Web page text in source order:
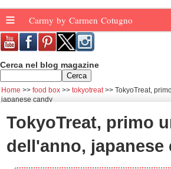
≡ Carmy by Carmen Cotugno
Cerca nel blog magazine
Home food box tokyotreat
TokyoTreat,
japanese candy
TokyoTreat, primo
dell'anno, japanese